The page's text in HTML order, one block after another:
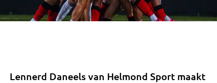
Lennerd Daneels van Helmond Sport maakt